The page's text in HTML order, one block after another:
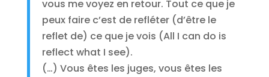
vous me voyez en retour. Tout ce que je
peux faire c’est de refléter (d’être le
reflet de) ce que je vois (All I can do is
reflect what I see).
(…) Vous êtes les juges, vous êtes les